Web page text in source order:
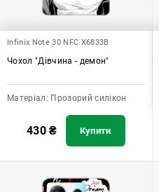
Infinix Note 30 NFC X6833B
Чохол "Дівчина - демон"
Матеріал: Прозорий силікон
430₴ Купити